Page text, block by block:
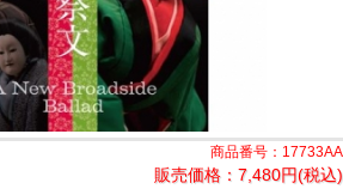
商品番号：17733AA
販売価格： 7,480円(税込)